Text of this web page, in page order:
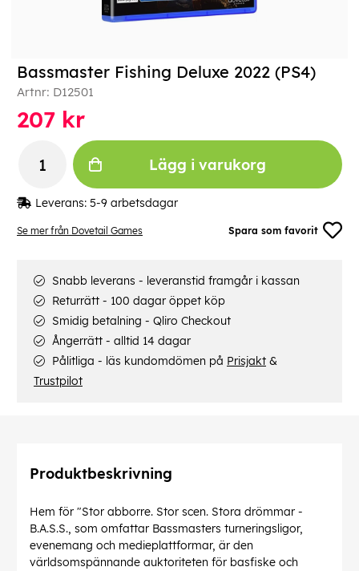
Se mer från Dovetail Games Spara som favorit
Bassmaster Fishing Deluxe 2022 (PS4)
Artnr: D12501
207 kr
Lägg i varukorg
Leverans: 5-9 arbetsdagar
Snabb leverans - leveranstid framgår i kassan
Returrätt - 100 dagar öppet köp
Smidig betalning - Qliro Checkout
Ångerrätt - alltid 14 dagar
Pålitliga - läs kundomdömen på Prisjakt &
Trustpilot
Produktbeskrivning
Hem för "Stor abborre. Stor scen. Stora drömmar -
B.A.S.S., som omfattar Bassmasters turneringsligor,
evenemang och medieplattformar, är den
världsomspännande auktoriteten för basfiske och